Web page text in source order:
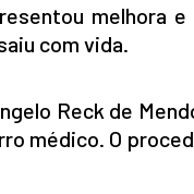
melhora
com vida.
Reck de
médico. O